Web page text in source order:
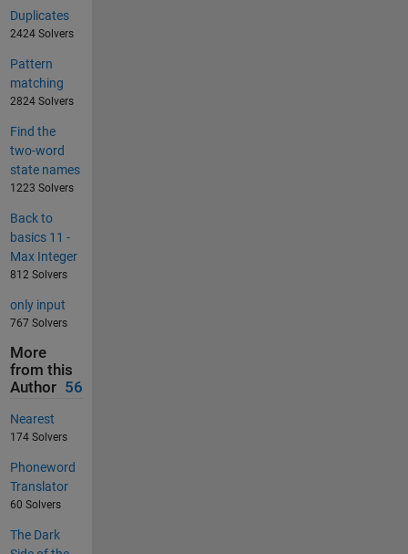
Duplicates
2424 Solvers
Pattern
matching
2824 Solvers
Find the
two-word
state names
1223 Solvers
Back to
basics 11 -
Max Integer
812 Solvers
only input
767 Solvers
More
from this
Author 56
Nearest
174 Solvers
Phoneword
Translator
60 Solvers
The Dark